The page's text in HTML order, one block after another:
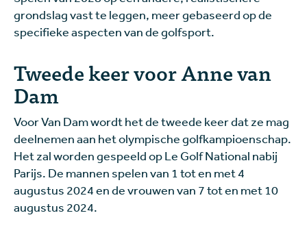
grondslag vast te leggen, meer gebaseerd op de
specifieke aspecten van de golfsport.
Tweede keer voor Anne van
Dam
Voor Van Dam wordt het de tweede keer dat ze mag
deelnemen aan het olympische golfkampioenschap.
Het zal worden gespeeld op Le Golf National nabij
Parijs. De mannen spelen van 1 tot en met 4
augustus 2024 en de vrouwen van 7 tot en met 10
augustus 2024.